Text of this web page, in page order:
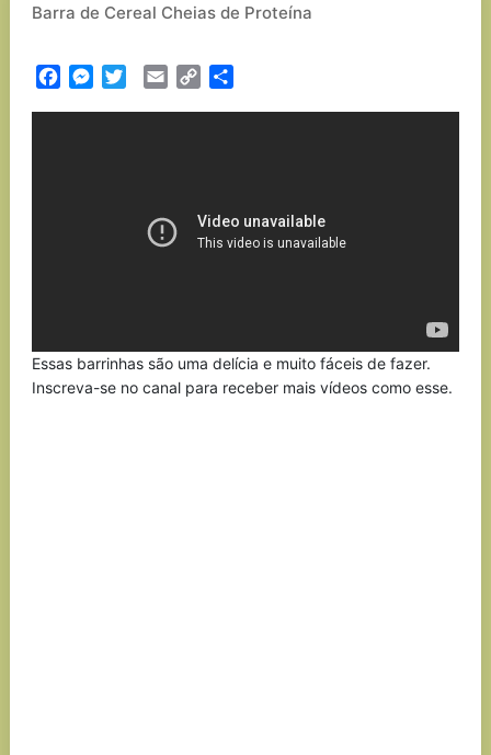
Barra de Cereal Cheias de Proteína
FacebookMessenger
TwitterEmail Copy
Essas barrinhas são uma delícia e muito fáceis de fazer.
Inscreva-se no canal para receber mais vídeos como esse.